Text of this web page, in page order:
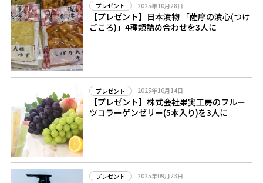
プレゼント 2025年10月28日
【プレゼント】日本漬物 「薩摩の漬心(つけ
ごころ)」4種類詰め合わせを3人に
プレゼント 2025年10月14日
【プレゼント】株式会社果実工房のフルー
ツコラーゲンゼリー(5本入り)を3人に
プレゼント 2025年09月23日